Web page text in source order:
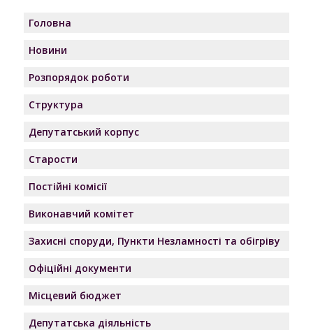
Головна
Новини
Розпорядок роботи
Структура
Депутатський корпус
Старости
Постійні комісії
Виконавчий комітет
Захисні споруди, Пункти Незламності та обігріву
Офіційні документи
Місцевий бюджет
Депутатська діяльність